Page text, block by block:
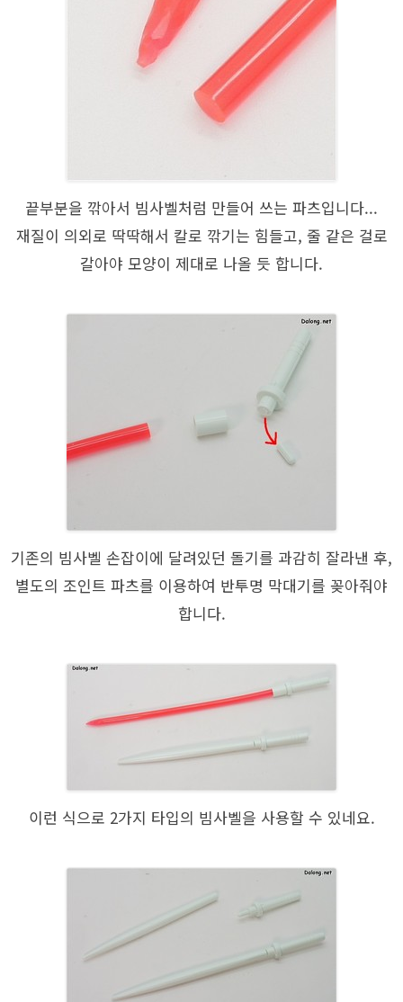
끝부분을 깎아서 빔사벨처럼 만들어 쓰는 파츠입니다...
재질이 의외로 딱딱해서 칼로 깎기는 힘들고, 줄 같은 걸로
갈아야 모양이 제대로 나올 듯 합니다.
기존의 빔사벨 손잡이에 달려있던 돌기를 과감히 잘라낸 후,
별도의 조인트 파츠를 이용하여 반투명 막대기를 꽂아줘야
합니다.
이런 식으로 2가지 타입의 빔사벨을 사용할 수 있네요.